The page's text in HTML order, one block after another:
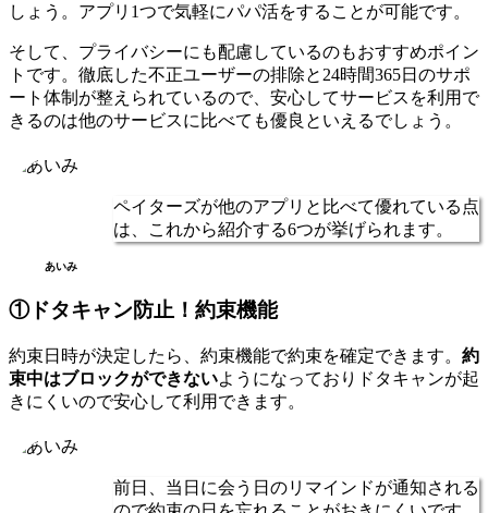
しょう。アプリ1つで気軽にパパ活をすることが可能です。
そして、プライバシーにも配慮しているのもおすすめポイン
トです。徹底した不正ユーザーの排除と24時間365日のサポ
ート体制が整えられているので、安心してサービスを利用で
きるのは他のサービスに比べても優良といえるでしょう。
あいみ
ペイターズが他のアプリと比べて優れている点
は、
これから紹介する6つが挙げられます。
①ドタキャン防止！約束機能
約束日時が決定したら、約束機能で約束を確定できます。 約
束中はブロックができないようになっておりドタキャンが起
きにくいので安心して利用できます。
前日、当日に会う日のリマインドが通知される